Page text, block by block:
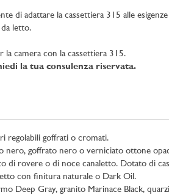
di adattare la cassettiera 315 alle
letto.
camera con la cassettiera 315.
la tua consulenza riservata.
regolabili goffrati o cromati.
nero, goffrato nero o verniciato ottone
di rovere o di noce canaletto. Dotato di
con finitura naturale o Dark Oil.
Deep Gray, granito Marinace Black,